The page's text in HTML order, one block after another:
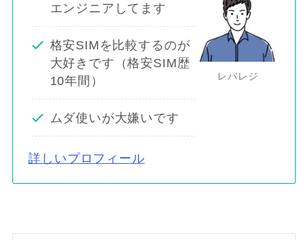
エンジニアしてます
格安SIMを比較するのが
大好きです（格安SIM歴
10年間）
ムダ使いが大嫌いです
詳しいプロフィール
レバレジ